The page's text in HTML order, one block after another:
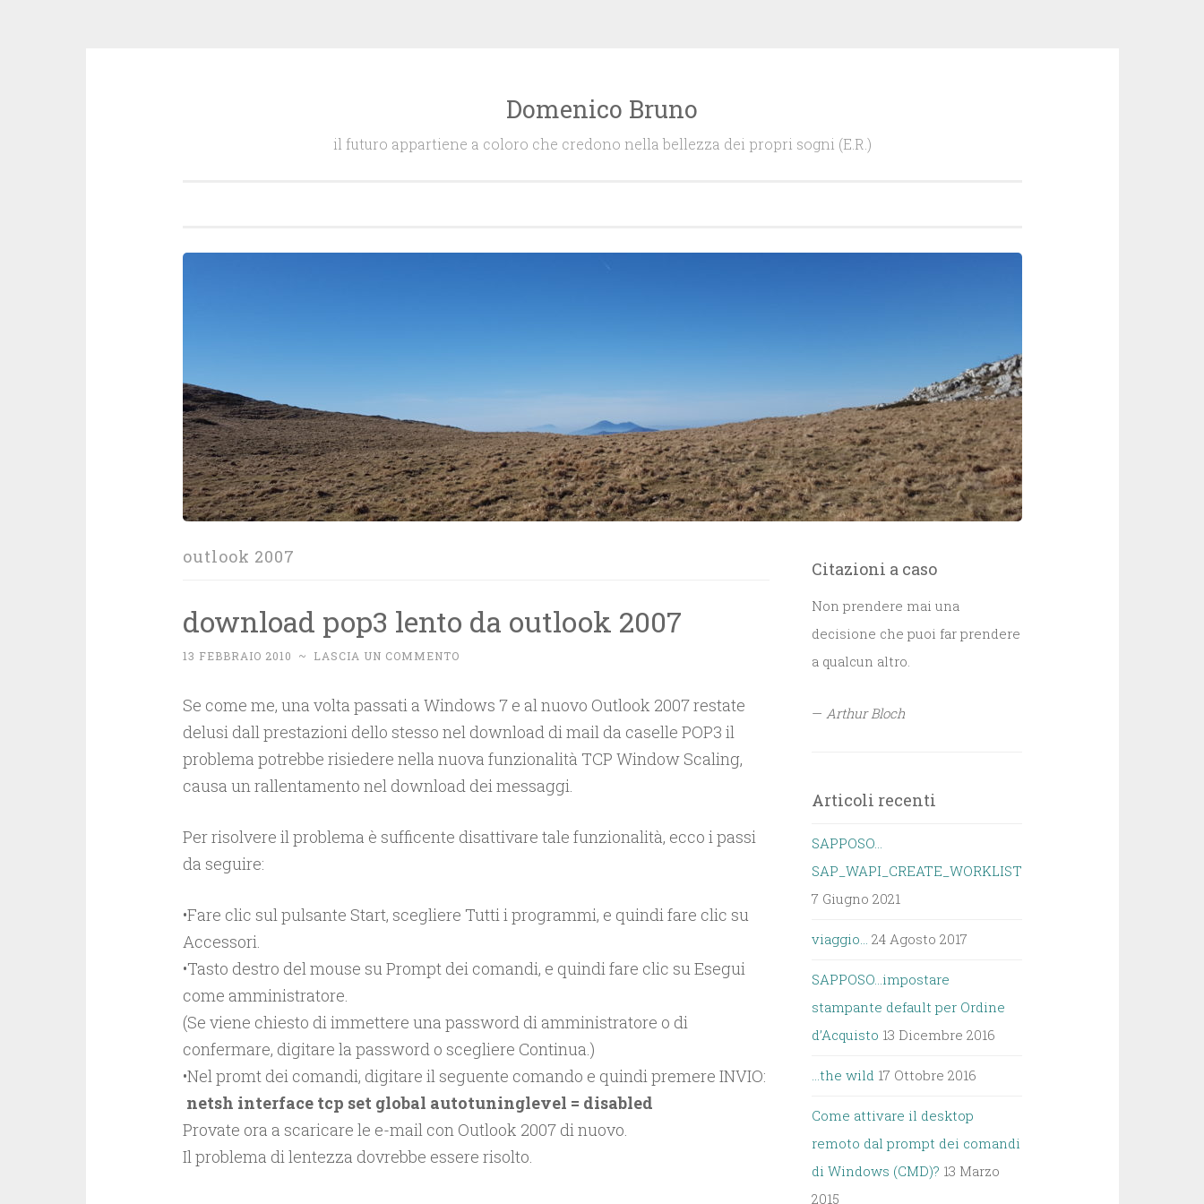
Domenico Bruno
il futuro appartiene a coloro che credono nella bellezza dei propri sogni (E.R.)
outlook 2007
download pop3 lento da outlook 2007
13 FEBBRAIO 2010 ~ LASCIA UN COMMENTO
Se come me, una volta passati a Windows 7 e al nuovo Outlook 2007 restate
delusi dall prestazioni dello stesso nel download di mail da caselle POP3 il
problema potrebbe risiedere nella nuova funzionalità TCP Window Scaling,
causa un rallentamento nel download dei messaggi.
Per risolvere il problema è sufficente disattivare tale funzionalità, ecco i passi
da seguire:
•Fare clic sul pulsante Start, scegliere Tutti i programmi, e quindi fare clic su
Accessori.
•Tasto destro del mouse su Prompt dei comandi, e quindi fare clic su Esegui
come amministratore.
(Se viene chiesto di immettere una password di amministratore o di
confermare, digitare la password o scegliere Continua.)
•Nel promt dei comandi, digitare il seguente comando e quindi premere INVIO:
netsh interface tcp set global autotuninglevel = disabled
Provate ora a scaricare le e-mail con Outlook 2007 di nuovo.
Il problema di lentezza dovrebbe essere risolto.
Citazioni a caso
Non prendere mai una
decisione che puoi far prendere
a qualcun altro.
—Arthur Bloch
Articoli recenti
SAPPOSO…
SAP_WAPI_CREATE_WORKLIST
7 Giugno 2021
viaggio… 24 Agosto 2017
SAPPOSO…impostare
stampante default per Ordine
d’Acquisto 13 Dicembre 2016
…the wild 17 Ottobre 2016
Come attivare il desktop
remoto dal prompt dei comandi
di Windows (CMD)? 13 Marzo
2015